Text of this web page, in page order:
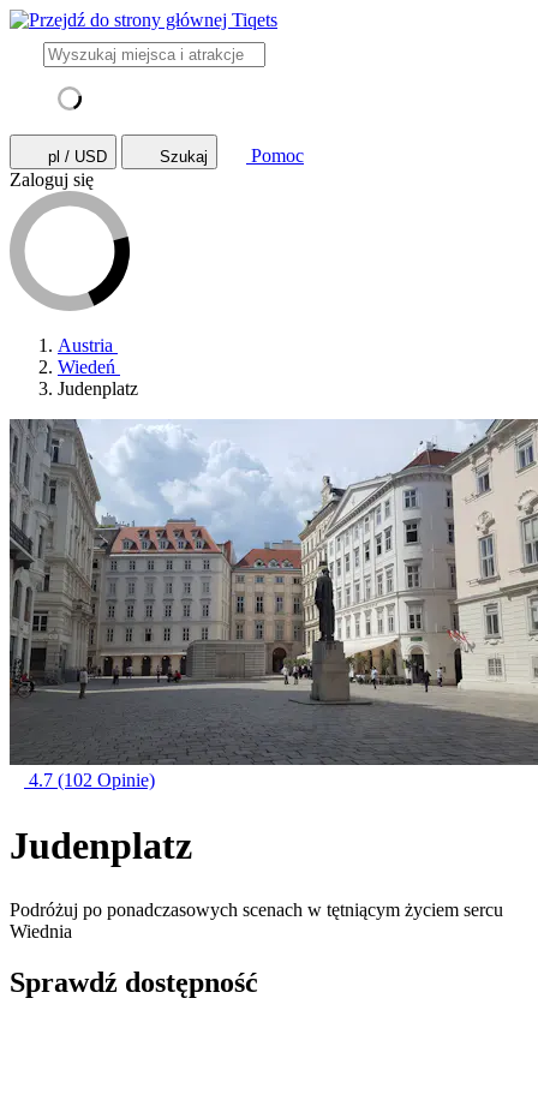
pl / USD Szukaj
Pomoc
Zaloguj się
Austria
Wiedeń
Judenplatz
4.7 (102 Opinie)
Judenplatz
Podróżuj po ponadczasowych scenach w tętniącym życiem sercu
Wiednia
Sprawdź dostępność